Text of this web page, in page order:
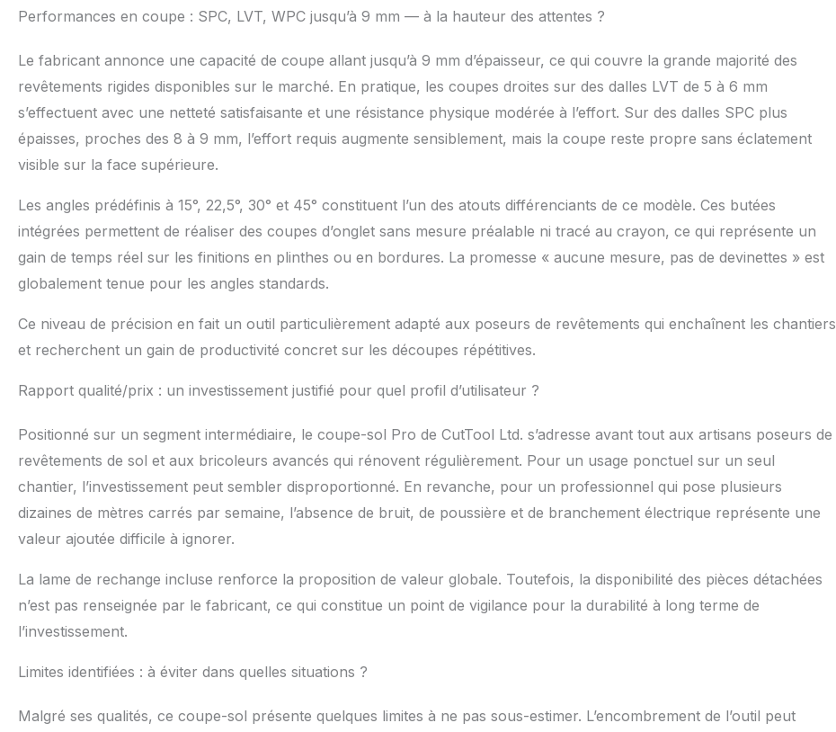
de toutes sortes, et il y en a toujours qui essaient secrètement de couper
les sols stratifiés/d'ingénierie Si vous n'avez aucun problème à couper, c'est
aussi chanceux! Que Dieu le bénisse ! Lorsque vous ne travaillez pas ;
insérez le loquet dans le trou de serrure du panneau latéral pour fixer la
caméra afin qu'elle ne fonctionne pas et protège la sécurité des enfants.
Performances en coupe : SPC, LVT, WPC jusqu’à 9 mm — à la hauteur des attentes ?
Le fabricant annonce une capacité de coupe allant jusqu’à 9 mm d’épaisseur, ce qui couvre la grande majorité des
revêtements rigides disponibles sur le marché. En pratique, les coupes droites sur des dalles LVT de 5 à 6 mm
s’effectuent avec une netteté satisfaisante et une résistance physique modérée à l’effort. Sur des dalles SPC plus
épaisses, proches des 8 à 9 mm, l’effort requis augmente sensiblement, mais la coupe reste propre sans éclatement
visible sur la face supérieure.
Les angles prédéfinis à 15°, 22,5°, 30° et 45° constituent l’un des atouts différenciants de ce modèle. Ces butées
intégrées permettent de réaliser des coupes d’onglet sans mesure préalable ni tracé au crayon, ce qui représente un
gain de temps réel sur les finitions en plinthes ou en bordures. La promesse « aucune mesure, pas de devinettes » est
globalement tenue pour les angles standards.
Ce niveau de précision en fait un outil particulièrement adapté aux poseurs de revêtements qui enchaînent les chantiers
et recherchent un gain de productivité concret sur les découpes répétitives.
Rapport qualité/prix : un investissement justifié pour quel profil d’utilisateur ?
Positionné sur un segment intermédiaire, le coupe-sol Pro de CutTool Ltd. s’adresse avant tout aux artisans poseurs de
revêtements de sol et aux bricoleurs avancés qui rénovent régulièrement. Pour un usage ponctuel sur un seul
chantier, l’investissement peut sembler disproportionné. En revanche, pour un professionnel qui pose plusieurs
dizaines de mètres carrés par semaine, l’absence de bruit, de poussière et de branchement électrique représente une
valeur ajoutée difficile à ignorer.
La lame de rechange incluse renforce la proposition de valeur globale. Toutefois, la disponibilité des pièces détachées
n’est pas renseignée par le fabricant, ce qui constitue un point de vigilance pour la durabilité à long terme de
l’investissement.
Limites identifiées : à éviter dans quelles situations ?
Malgré ses qualités, ce coupe-sol présente quelques limites à ne pas sous-estimer. L’encombrement de l’outil peut